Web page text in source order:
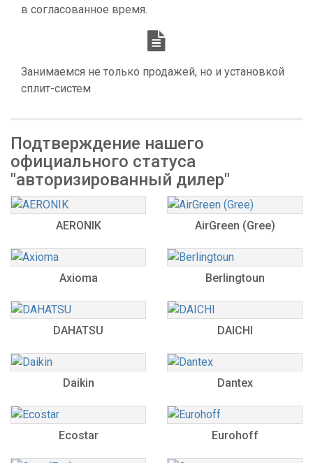
в согласованное время.
Занимаемся не только продажей, но и установкой
сплит-систем
Подтверждение нашего
официального статуса
"авторизированный дилер"
AERONIK AirGreen (Gree)
Axioma Berlingtoun
DAHATSU DAICHI
Daikin Dantex
Ecostar Eurohoff